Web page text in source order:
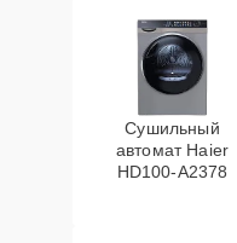
Сушильный
автомат Haier
HD100-A2378